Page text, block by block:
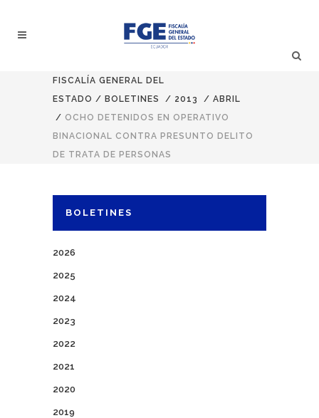
FISCALÍA GENERAL DEL
ESTADO / BOLETINES / 2013 / ABRIL
/ OCHO DETENIDOS EN OPERATIVO
BINACIONAL CONTRA PRESUNTO DELITO
DE TRATA DE PERSONAS
BOLETINES
2026
2025
2024
2023
2022
2021
2020
2019